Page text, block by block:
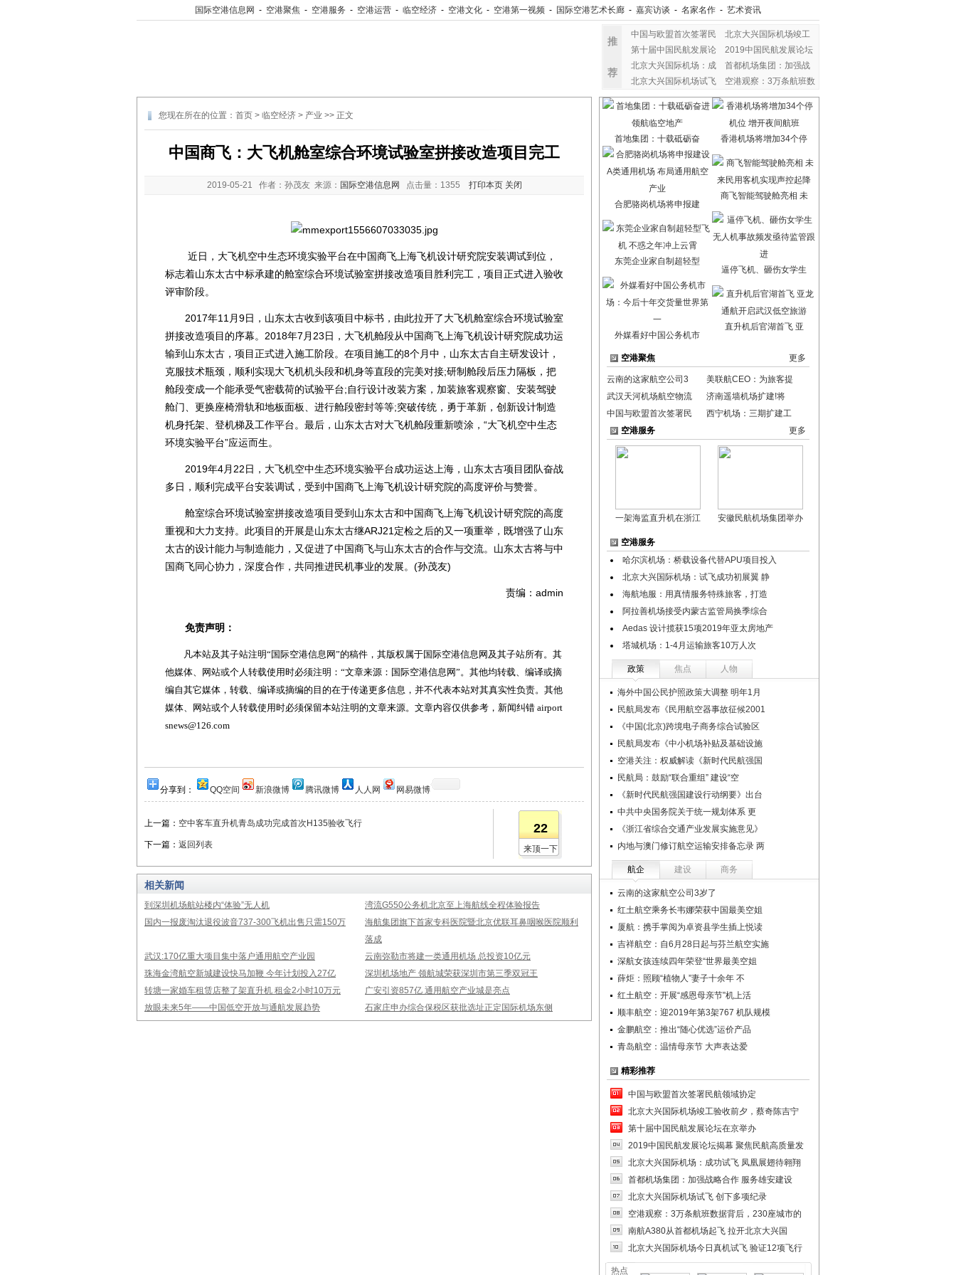
国际空港信息网 - 空港聚焦 - 空港服务 - 空港运营 - 临空经济 - 空港文化 - 空港第一视频 - 国际空港艺术长廊 - 嘉宾访谈 - 名家名作 - 艺术资讯
推
荐
中国与欧盟首次签署民
北京大兴国际机场竣工
第十届中国民航发展论
2019中国民航发展论坛
北京大兴国际机场：成
首都机场集团：加强战
北京大兴国际机场试飞
空港观察：3万条航班数
您现在所在的位置： 首页 > 临空经济 > 产业 >> 正文
中国商飞：大飞机舱室综合环境试验室拼接改造项目完工
2019-05-21 作者：孙茂友 来源： 国际空港信息网 点击量： 1355 打印本页 关闭
近日，大飞机空中生态环境实验平台在中国商飞上海飞机设计研究院安装调试到位，
标志着山东太古中标承建的舱室综合环境试验室拼接改造项目胜利完工，项目正式进入验收
评审阶段。
2017年11月9日，山东太古收到该项目中标书，由此拉开了大飞机舱室综合环境试验室
拼接改造项目的序幕。2018年7月23日，大飞机舱段从中国商飞上海飞机设计研究院成功运
输到山东太古，项目正式进入施工阶段。在项目施工的8个月中，山东太古自主研发设计，
克服技术瓶颈，顺利实现大飞机机头段和机身等直段的完美对接;研制舱段后压力隔板，把
舱段变成一个能承受气密载荷的试验平台;自行设计改装方案，加装旅客观察窗、安装驾驶
舱门、更换座椅滑轨和地板面板、进行舱段密封等等;突破传统，勇于革新，创新设计制造
机身托架、登机梯及工作平台。最后，山东太古对大飞机舱段重新喷涂，“大飞机空中生态
环境实验平台”应运而生。
2019年4月22日，大飞机空中生态环境实验平台成功运达上海，山东太古项目团队奋战
多日，顺利完成平台安装调试，受到中国商飞上海飞机设计研究院的高度评价与赞誉。
舱室综合环境试验室拼接改造项目受到山东太古和中国商飞上海飞机设计研究院的高度
重视和大力支持。此项目的开展是山东太古继ARJ21定检之后的又一项重举，既增强了山东
太古的设计能力与制造能力，又促进了中国商飞与山东太古的合作与交流。山东太古将与中
国商飞同心协力，深度合作，共同推进民机事业的发展。(孙茂友)
责编：admin
免责声明：
凡本站及其子站注明“国际空港信息网”的稿件，其版权属于国际空港信息网及其子站所有。其
他媒体、网站或个人转载使用时必须注明：“文章来源：国际空港信息网”。其他均转载、编译或摘
编自其它媒体，转载、编译或摘编的目的在于传递更多信息，并不代表本站对其真实性负责。其他
媒体、网站或个人转载使用时必须保留本站注明的文章来源。文章内容仅供参考，新闻纠错 airport
snews@126.com
分享到： QQ空间 新浪微博 腾讯微博 人人网 网易微博
上一篇： 空中客车直升机青岛成功完成首次H135验收飞行
下一篇： 返回列表
22
来顶一下
相关新闻
到深圳机场航站楼内“体验”无人机
湾流G550公务机北京至上海航线全程体验报告
国内一报废淘汰退役波音737-300飞机出售只需150万
海航集团旗下首家专科医院暨北京优联耳鼻咽喉医院顺利
落成
武汉:170亿重大项目集中落户通用航空产业园
云南弥勒市将建一类通用机场 总投资10亿元
珠海金湾航空新城建设快马加鞭 今年计划投入27亿
深圳机场地产 领航城荣获深圳市第三季双冠王
转塘一家婚车租赁店整了架直升机 租金2小时10万元
广安引资857亿 通用航空产业城是亮点
放眼未来5年——中国低空开放与通航发展趋势
石家庄申办综合保税区获批选址正定国际机场东侧
首地集团：十载砥砺奋 香港机场将增加34个停
合肥骆岗机场将申报建
商飞智能驾驶舱亮相 未
东莞企业家自制超轻型
逼停飞机、砸伤女学生
外媒看好中国公务机市
直升机后官湖首飞 亚
空港聚焦 更多
云南的这家航空公司3
美联航CEO：为旅客提
武汉天河机场航空物流
济南遥墙机场扩建!将
中国与欧盟首次签署民
西宁机场：三期扩建工
空港服务
更多
一架海监直升机在浙江 安徽民航机场集团举办
空港服务
哈尔滨机场：桥载设备代替APU项目投入
北京大兴国际机场：试飞成功初展翼 静
海航地服：用真情服务特殊旅客，打造
阿拉善机场接受内蒙古监管局换季综合
Aedas 设计揽获15项2019年亚太房地产
塔城机场：1-4月运输旅客10万人次
政策 焦点 人物
海外中国公民护照政策大调整 明年1月
民航局发布《民用航空器事故征候2001
《中国(北京)跨境电子商务综合试验区
民航局发布《中小机场补贴及基础设施
空港关注：权威解读《新时代民航强国
民航局：鼓励“联合重组” 建设“空
《新时代民航强国建设行动纲要》出台
中共中央国务院关于统一规划体系 更
《浙江省综合交通产业发展实施意见》
内地与澳门修订航空运输安排备忘录 两
航企 建设 商务
云南的这家航空公司3岁了
红土航空乘务长韦娜荣获中国最美空姐
厦航：携手掌阅为卓资县学生插上悦读
吉祥航空：自6月28日起与芬兰航空实施
深航女孩连续四年荣登“世界最美空姐
薛炬：照顾“植物人”妻子十余年 不
红土航空：开展“感恩母亲节”机上活
顺丰航空：迎2019年第3架767 机队规模
金鹏航空：推出“随心优选”运价产品
青岛航空：温情母亲节 大声表达爱
精彩推荐
中国与欧盟首次签署民航领域协定
北京大兴国际机场竣工验收前夕，蔡奇陈吉宁
第十届中国民航发展论坛在京举办
2019中国民航发展论坛揭幕 聚焦民航高质量发
北京大兴国际机场：成功试飞 凤凰展翅待翱翔
首都机场集团：加强战略合作 服务雄安建设
北京大兴国际机场试飞 创下多项纪录
空港观察：3万条航班数据背后，230座城市的
南航A380从首都机场起飞 拉开北京大兴国
北京大兴国际机场今日真机试飞 验证12项飞行
热点